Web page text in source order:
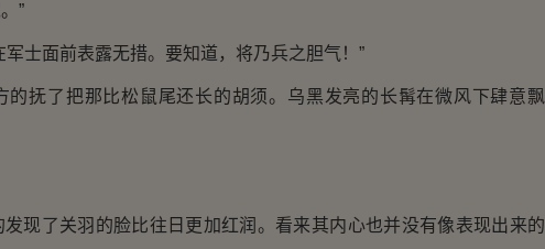
”
士面前表露无措。要知道，将乃兵之胆气！”
抚了把那比松鼠尾还长的胡须。乌黑发亮的长髯在微风下肆意飘
了关羽的脸比往日更加红润。看来其内心也并没有像表现出来的